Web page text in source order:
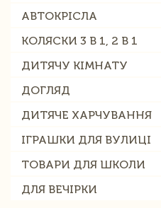
АВТОКРІСЛА
КОЛЯСКИ 3 В 1, 2 В 1
ДИТЯЧУ КІМНАТУ
ДОГЛЯД
ДИТЯЧЕ ХАРЧУВАННЯ
ІГРАШКИ ДЛЯ ВУЛИЦІ
ТОВАРИ ДЛЯ ШКОЛИ
ДЛЯ ВЕЧІРКИ